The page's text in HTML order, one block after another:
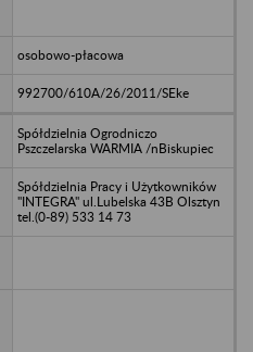
osobowo-płacowa
992700/610A/26/2011/SEke
Spółdzielnia Ogrodniczo
Pszczelarska WARMIA /nBiskupiec
Spółdzielnia Pracy i Użytkowników
"INTEGRA" ul.Lubelska 43B Olsztyn
tel.(0-89) 533 14 73